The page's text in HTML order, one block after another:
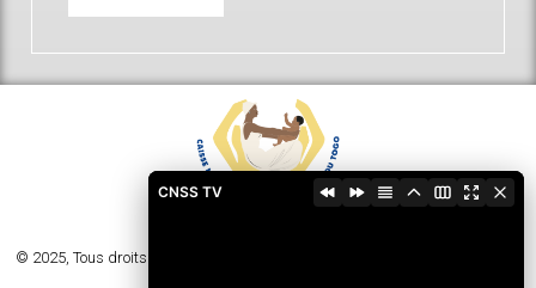
© 2025, Tous droits réservés - Caisse Nationale de Sécurité Sociale du Togo
CNSS TV